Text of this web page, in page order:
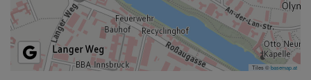
Tiles ©basemap.at